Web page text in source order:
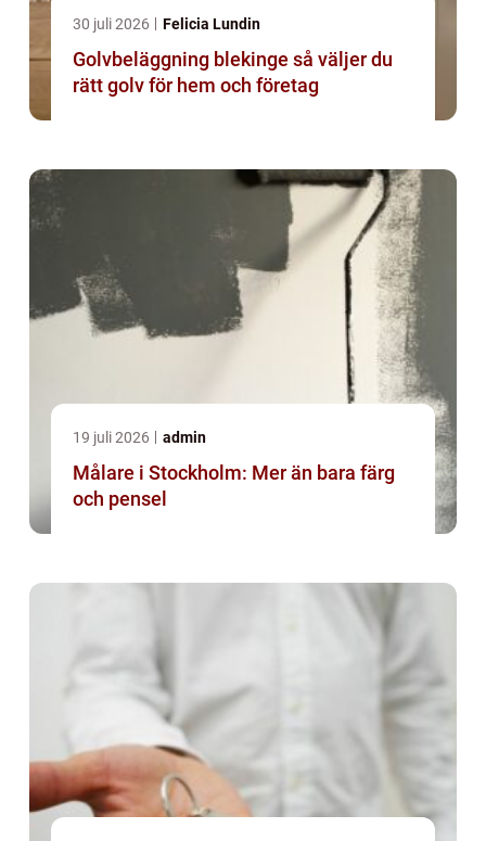
30 juli 2026 Felicia Lundin
Golvbeläggning blekinge så väljer du
rätt golv för hem och företag
19 juli 2026 admin
Målare i Stockholm: Mer än bara färg
och pensel